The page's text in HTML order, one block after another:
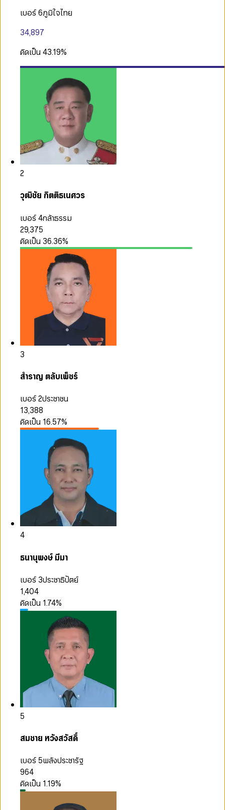
เบอร์ 6ภูมิใจไทย
34,897
คิดเป็น43.19%
2
วุฒิชัย กิตติธเนศวร
เบอร์ 4กล้าธรรม
29,375
คิดเป็น 36.36%
3
สำราญ ตลับเพ็ชร์
เบอร์ 2ประชาชน
13,388
คิดเป็น 16.57%
4
ธนานุพงษ์ มีมา
เบอร์ 3ประชาธิปัตย์
1,404
คิดเป็น 1.74%
5
สมชาย หวังสวัสดิ์
เบอร์ 5พลังประชารัฐ
964
คิดเป็น 1.19%